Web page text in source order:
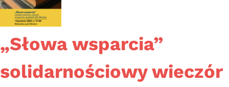
„Słowa wsparcia”
solidarnościowy wieczór